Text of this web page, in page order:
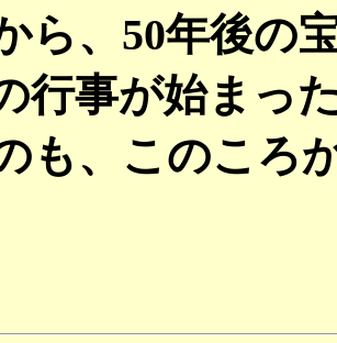
、50年後の
行事が始まっ
も、このころ